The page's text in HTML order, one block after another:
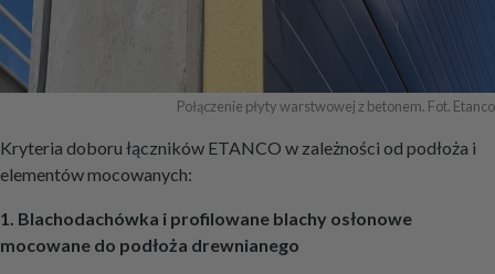
Połączenie płyty warstwowej z betonem. Fot. Etanco
Kryteria doboru łączników ETANCO w zależności od podłoża i
elementów mocowanych:
1. Blachodachówka i profilowane blachy osłonowe
mocowane do podłoża drewnianego